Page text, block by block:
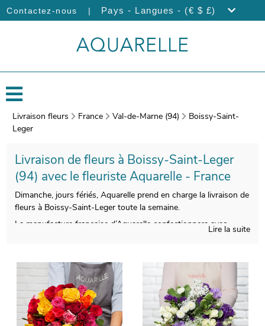
Contactez-nous | Pays - Langues - (€ $ £)
Livraison fleurs France Val-de-Marne (94)
Boissy-Saint-
Leger
Livraison de fleurs à Boissy-Saint-Leger
(94) avec le fleuriste Aquarelle - France
Dimanche, jours fériés, Aquarelle prend en charge la livraison de
fleurs à Boissy-Saint-Leger toute la semaine.
La manufacture française d’Aquarelle confectionnera avec
de vous assurer que votre bouquet est bien conforme, puisque
l’objectif de cette photo est de vous la montrer. C’est alors
qu’aura lieu son envoi à Boissy-Saint-Leger. Rendez votre
bouquet plus original encore en joignant selon vos envies un
message personnalisé, ou une photo imprimée.
Lire la suite